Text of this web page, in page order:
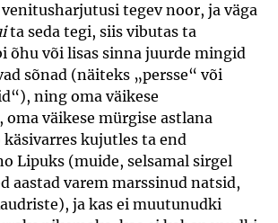
tegev noor, ja väga
ta seda tegi, siis vibutas ta
õhu või lisas sinna juurde mingid
sõnad (näiteks „persse“ või
ning oma väikese
väikese mürgise astlana
kujutles ta end
Lipuks (muide, selsamal sirgel
aastad varem marssinud natsid,
ja kas ei muutunudki